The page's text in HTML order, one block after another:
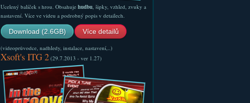
Ucelený balíček s hrou. Obsahuje hudbu, šipky, vzhled, zvuky a
nastavení. Více ve videu a podrobný popis v detailech.
Download (2.6GB) Více detailů
(videoprůvodce, nadhledy, instalace, nastavení,..)
Xsoft's ITG 2(29.7.2013 - ver 1.27)